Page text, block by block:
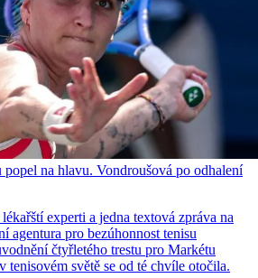
popel na hlavu. Vondroušová po odhalení
experti a jedna textová zpráva na
agentura pro bezúhonnost tenisu
čtyřletého trestu pro Markétu
tenisovém světě se od té chvíle otočila.